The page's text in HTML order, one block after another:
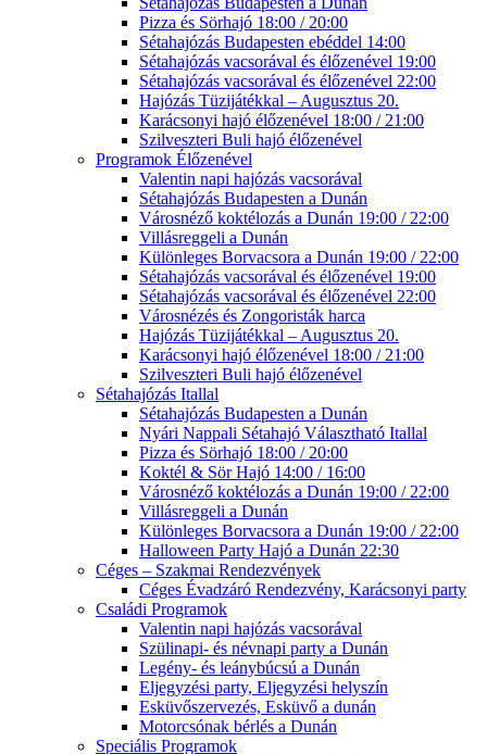
Pizza és Sörhajó 18:00 / 20:00
Sétahajózás Budapesten ebéddel 14:00
Sétahajózás vacsorával és élőzenével 19:00
Sétahajózás vacsorával és élőzenével 22:00
Hajózás Tüzijátékkal – Augusztus 20.
Karácsonyi hajó élőzenével 18:00 / 21:00
Szilveszteri Buli hajó élőzenével
Programok Élőzenével
Valentin napi hajózás vacsorával
Sétahajózás Budapesten a Dunán
Városnéző koktélozás a Dunán 19:00 / 22:00
Villásreggeli a Dunán
Különleges Borvacsora a Dunán 19:00 / 22:00
Sétahajózás vacsorával és élőzenével 19:00
Sétahajózás vacsorával és élőzenével 22:00
Városnézés és Zongoristák harca
Hajózás Tüzijátékkal – Augusztus 20.
Karácsonyi hajó élőzenével 18:00 / 21:00
Szilveszteri Buli hajó élőzenével
Sétahajózás Itallal
Sétahajózás Budapesten a Dunán
Nyári Nappali Sétahajó Választható Itallal
Pizza és Sörhajó 18:00 / 20:00
Koktél & Sör Hajó 14:00 / 16:00
Városnéző koktélozás a Dunán 19:00 / 22:00
Villásreggeli a Dunán
Különleges Borvacsora a Dunán 19:00 / 22:00
Halloween Party Hajó a Dunán 22:30
Céges – Szakmai Rendezvények
Céges Évadzáró Rendezvény, Karácsonyi party
Családi Programok
Valentin napi hajózás vacsorával
Szülinapi- és névnapi party a Dunán
Legény- és leánybúcsú a Dunán
Eljegyzési party, Eljegyzési helyszín
Esküvőszervezés, Esküvő a dunán
Motorcsónak bérlés a Dunán
Speciális Programok